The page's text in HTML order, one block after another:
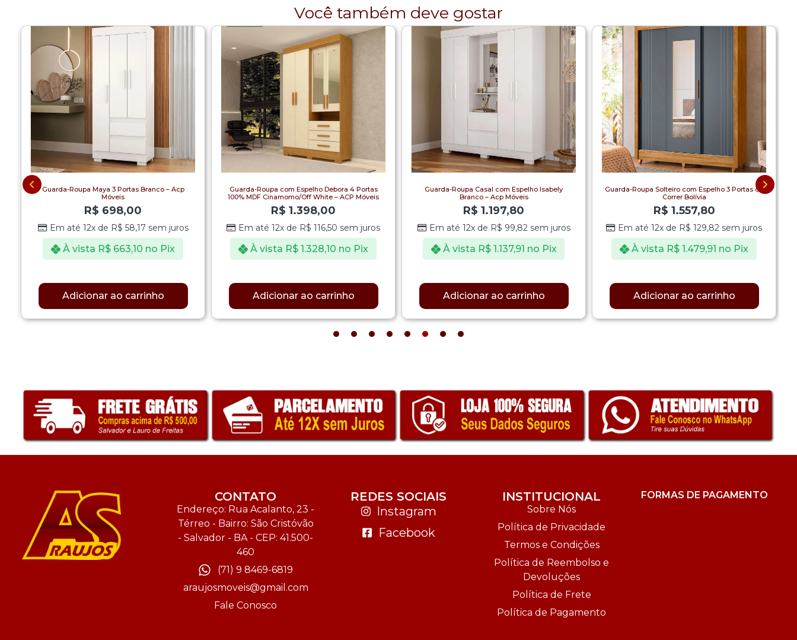
Você também deve gostar
Guarda-Roupa Maya 3 Portas Branco – Acp
Móveis
R$ 698,00
Em até 12x de R$ 58,17 sem juros
À vista R$ 663,10 no Pix
Adicionar ao carrinho
Guarda-Roupa com Espelho Debora 4 Portas
100% MDF Cinamomo/Off White – ACP Móveis
R$ 1.398,00
Em até 12x de R$ 116,50 sem juros
À vista R$ 1.328,10 no Pix
Adicionar ao carrinho
Guarda-Roupa Casal com Espelho Isabely
Branco – Acp Móveis
R$ 1.197,80
Em até 12x de R$ 99,82sem juros
À vista R$1.137,91 no Pix
Adicionar ao carrinho
Guarda-Roupa Solteiro com Espelho 3 Portas de
Correr Bolívia
R$ 1.557,80
Em até 12x de R$ 129,82 sem juros
À vista R$ 1.479,91 no Pix
Adicionar ao carrinho
CONTATO
Endereço: Rua Acalanto, 23 -
Térreo - Bairro: São Cristóvão
- Salvador - BA - CEP: 41.500-
460
(71) 9 8469-6819
araujosmoveis@gmail.com
Fale Conosco
REDES SOCIAIS
Instagram
Facebook
INSTITUCIONAL
Sobre Nós
Política de Privacidade
Termos e Condições
Política de Reembolso e
Devoluções
Política de Frete
Política de Pagamento
FORMAS DE PAGAMENTO